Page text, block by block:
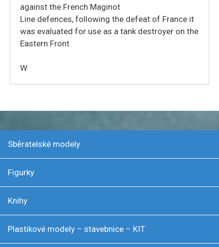
against the French Maginot
Line defences, following the defeat of France it
was evaluated for use as a tank destroyer on the
Eastern Front.
W
Sběratelské modely
Figurky
Knihy
Plastikové modely – stavebnice – KIT